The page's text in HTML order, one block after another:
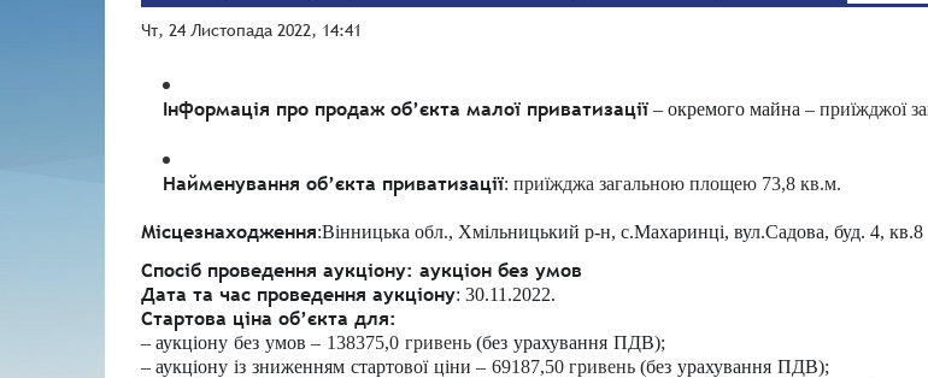
Чт, 24 Листопада 2022, 14:41
Інформація про продаж об’єкта малої приватизації – окремого майна – приїжджої
Найменування об’єкта приватизації: приїжджа загальною площею 73,8 кв.м.
Місцезнаходження:Вінницька обл., Хмільницький р-н, с.Махаринці, вул.Садова, буд. 4, кв.8
Спосіб проведення аукціону: аукціон без умов
Дата та час проведення аукціону: 30.11.2022.
Стартова ціна об’єкта для:
– аукціону без умов – 138375,0 гривень (без урахування ПДВ);
– аукціону із зниженням стартової ціни – 69187,50 гривень (без урахування ПДВ);